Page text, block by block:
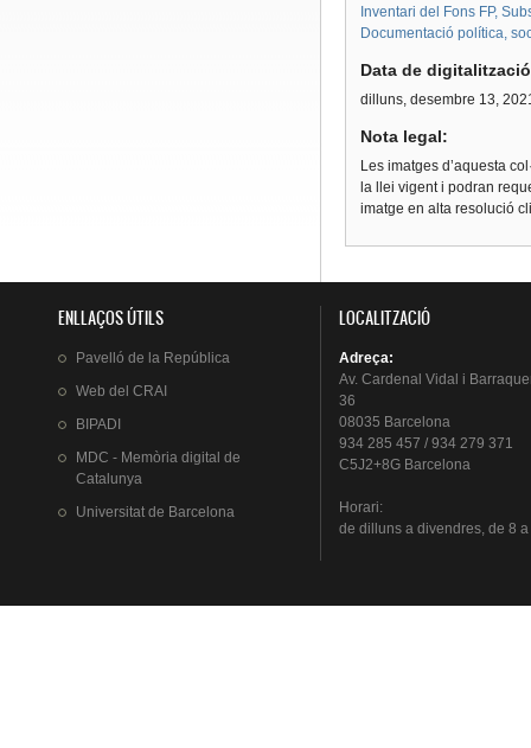
Inventari del Fons FP,
Documentació política,
Data de
dilluns, desembre 13,
Nota legal:
Les imatges d’aquesta
la llei vigent i podran
imatge en alta resolució
ENLLAÇOS ÚTILS
Pavelló de la República
Web del CRAI
BIPADI
MDC - Memòria digital de
Catalunya
Universitat de Barcelona
LOCALITZACIÓ
Adreça:
Av. Cardenal Vidal i
36
08035 Barcelona
934 285 457 / 934 279 371
C5J2+8G Barcelona
Horari:
de dillunsa divendres, de 8